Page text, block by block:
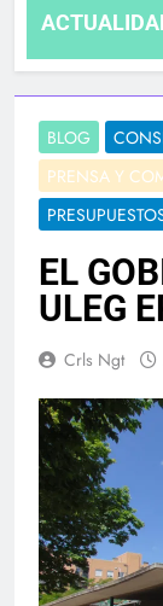
EN LAS
4 Meses Atrás
BLOG
PRENSA Y
EL
ULEG
Crls Ngt